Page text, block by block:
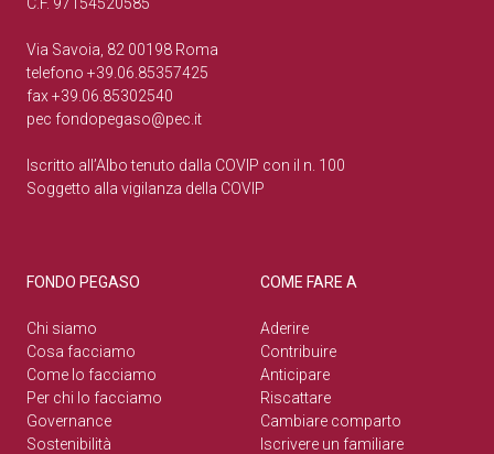
Via Savoia, 82 00198 Roma
telefono +39.06.85357425
fax +39.06.85302540
pec fondopegaso@pec.it
Iscritto all’Albo tenuto dalla COVIP con il n. 100
Soggetto alla vigilanza della COVIP
FONDO PEGASO
Chi siamo
Cosa facciamo
Come lo facciamo
Per chi lo facciamo
Governance
Sostenibilità
COME FARE A
Aderire
Contribuire
Anticipare
Riscattare
Cambiare comparto
Iscrivere un familiare